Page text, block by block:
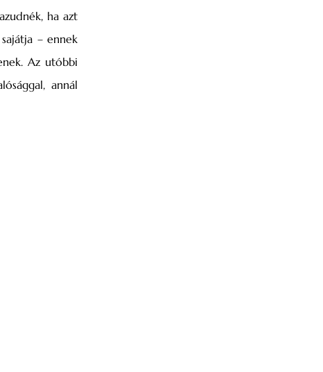
ha azt
– ennek
Az utóbbi
annál